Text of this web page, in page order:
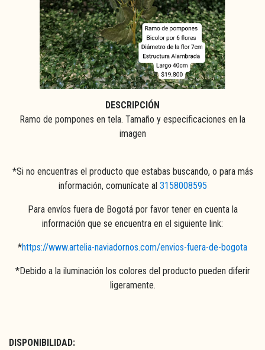
DESCRIPCIÓN
Ramo de pompones en tela. Tamaño y especificaciones en la
imagen
*Si no encuentras el producto que estabas buscando, o para más
información, comunícate al 3158008595
Para envíos fuera de Bogotá por favor tener en cuenta la
información que se encuentra en el siguiente link:
*https://www.artelia-naviadornos.com/envios-fuera-de-bogota
*Debido a la iluminación los colores del producto pueden diferir
ligeramente.
DISPONIBILIDAD: